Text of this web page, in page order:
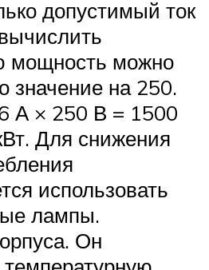
допустимый ток
мощность можно
значение на 250.
А × 250 В = 1500
Для снижения
использовать
лампы.
Он